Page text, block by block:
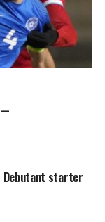
Debutant starter